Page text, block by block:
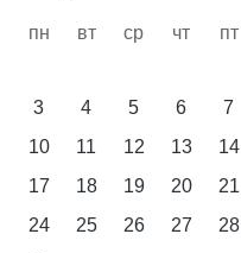
пн вт ср чт пт
3
4 5 6 7
10
11 12 13 14
17
18 19 20 21
24
25 26 27 28